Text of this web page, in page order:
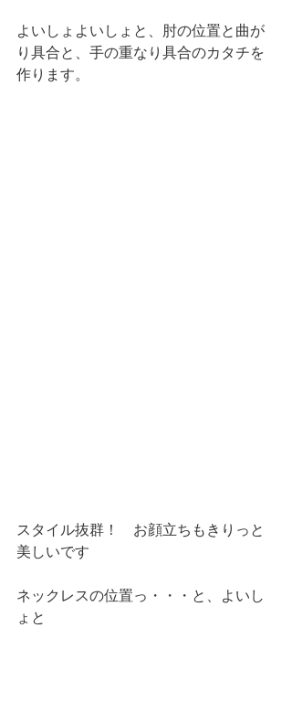
よいしょよいしょと、肘の位置と曲が
り具合と、手の重なり具合のカタチを
作ります。
スタイル抜群！　お顔立ちもきりっと
美しいです
ネックレスの位置っ・・・と、よいし
ょと